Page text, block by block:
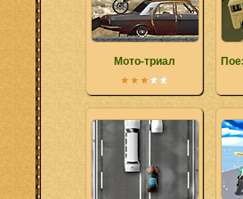
Мото-триал